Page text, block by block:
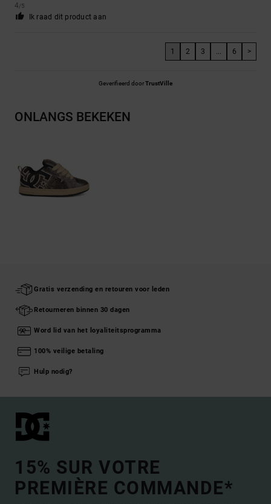
4/5
Ik raad dit product aan
1 2 3 6 >
Geverifieerd doorTrustVille
ONLANGS BEKEKEN
Gratis verzending en retouren voor leden
Retourneren binnen 30 dagen
Word lid van het loyaliteitsprogramma
100% veilige betaling
Hulp nodig?
15% SUR VOTRE
PREMIÈRE COMMANDE*